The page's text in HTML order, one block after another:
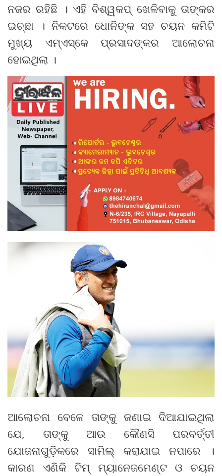
ନଜର ରହିଛି । ଏହି ବିଶ୍ୱକପ୍ ଖେଳିବାକୁ ତାଙ୍କର
ଇଚ୍ଛା । ନିକଟରେ ଧୋନିଙ୍କ ସହ ଚୟନ କମିଟି
ମୁଖ୍ୟ ଏମ୍ଏସ୍କେ ପ୍ରସାଦଙ୍କର ଆଲୋଚନା
ହୋଇଥିଲା ।
ଆଲୋଚନା ବେଳେ ତାଙ୍କୁ ଜଣାଇ ଦିଆଯାଇଥିଲା
ଯେ, ତାଙ୍କୁ ଆଉ କୌଣସି ପରବର୍ତ୍ତୀ
ଯୋଜନାଗୁଡ଼ିକରେ ସାମିଲ୍ କରାଯାଇ ନପାରେ ।
କାରଣ ଏଣିକି ଟିମ୍ ମ୍ୟାନେଜମେଣ୍ଟ ଓ ଚୟନ